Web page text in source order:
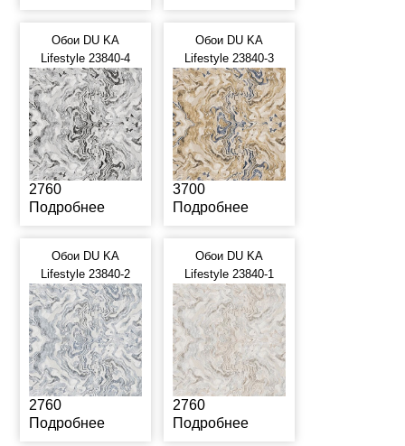
Обои DU KA
Lifestyle 23840-4
2760
Подробнее
Обои DU KA
Lifestyle 23840-3
3700
Подробнее
Обои DU KA
Lifestyle 23840-2
2760
Подробнее
Обои DU KA
Lifestyle 23840-1
2760
Подробнее